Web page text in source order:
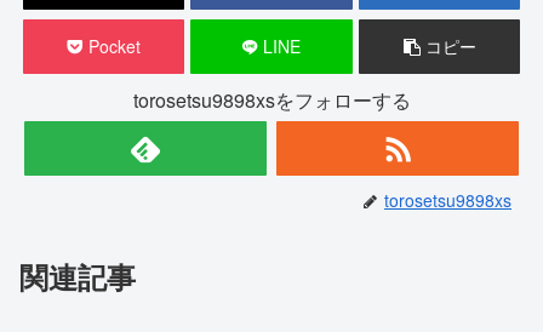
Pocket LINE コピー
torosetsu9898xsをフォローする
torosetsu9898xs
関連記事